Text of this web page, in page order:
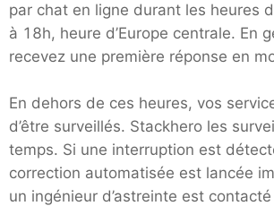
par chat en ligne durant les heures
à 18h, heure d’Europe centrale. En
recevez une première réponse en
En dehors de ces heures, vos
d’être surveillés. Stackhero les
temps. Si une interruption est
correction automatisée est lancée
un ingénieur d’astreinte est